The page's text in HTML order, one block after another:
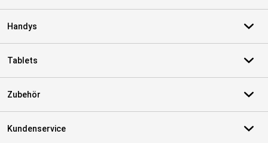
Handys
Tablets
Zubehör
Kundenservice